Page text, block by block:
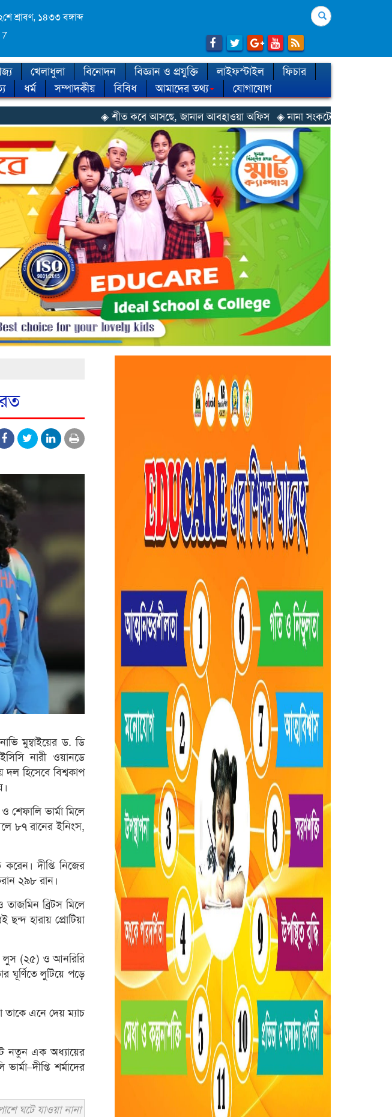
শ্রাবণ, ১৪৩৩ বঙ্গাব্দ
Search
খেলাধুলা বিনোদন বিজ্ঞান ও প্রযুক্তি লাইফস্টাইল
ফিচার
ধর্ম সম্পাদকীয় বিবিধ আমাদের তথ্য যোগাযোগ
◈ শীত কবে আসছে, জানাল আবহাওয়া অফিস ◈ নানা সংকটে রিক্রুটিং এজেন্সি, হুমকির মুখে শ্রম
মুম্বাইয়ের ড. ডি
নারী ওয়ানডে
দল হিসেবে বিশ্বকাপ
ভার্মা মিলে
৮৭ রানের ইনিংস,
দীপ্তি নিজের
২৯৮ রান।
ব্রিটস মিলে
হারায় প্রোটিয়া
লুস (২৫) ও আনরিরি
ঘূর্ণিতে লুটিয়ে পড়ে
তাকে এনে দেয় ম্যাচ
নতুন এক অধ্যায়ের
শর্মাদের
ঘটে যাওয়া নানা